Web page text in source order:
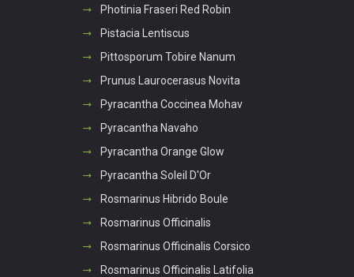
Photinia Fraseri Red Robin
Pistacia Lentiscus
Pittosporum Tobire Nanum
Prunus Laurocerasus Novita
Pyracantha Coccinea Mohav
Pyracantha Navaho
Pyracantha Orange Glow
Pyracantha Soleil D'Or
Rosmarinus Hibrido Boule
Rosmarinus Officinalis
Rosmarinus Officinalis Corsico
Rosmarinus Officinalis Latifolia